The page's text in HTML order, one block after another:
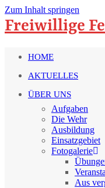
Zum Inhalt springen
Freiwillige
HOME
AKTUELLES
ÜBER UNS
Aufgaben
Die Wehr
Ausbildung
Einsatzgebiet
Fotogalerie
Aus